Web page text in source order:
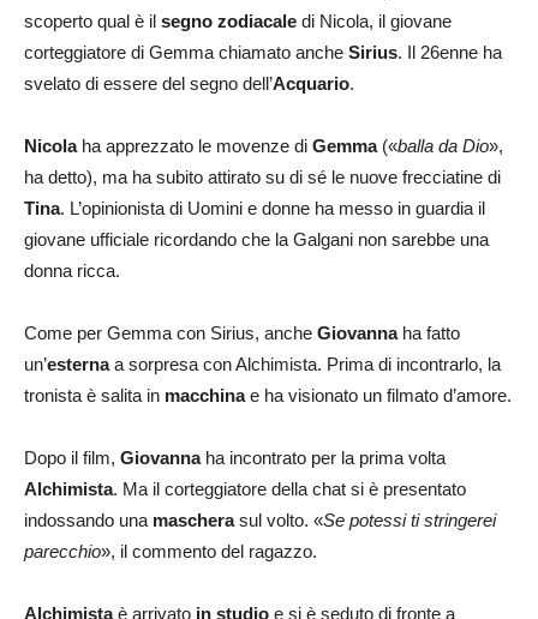
scoperto qual è il segno zodiacale di Nicola, il giovane
corteggiatore di Gemma chiamato anche Sirius. Il 26enne ha
svelato di essere del segno dell’Acquario.
Nicolaha apprezzato le movenze di Gemma(«balla da Dio»,
ha detto), ma ha subito attirato su di sé le nuove frecciatine di
Tina. L’opinionista di Uomini e donne ha messo in guardia il
giovane ufficiale ricordando che la Galgani non sarebbe una
donna ricca.
Come per Gemma con Sirius, anche Giovannaha fatto
un’esternaa sorpresa con Alchimista. Prima di incontrarlo, la
tronista è salita in macchinae ha visionato un filmato d’amore.
Dopo il film, Giovannaha incontrato per la prima volta
Alchimista. Ma il corteggiatore della chat si è presentato
indossando una mascherasul volto. «Se potessi ti stringerei
parecchio», il commento del ragazzo.
Alchimistaè arrivato in studio e si è seduto di fronte a